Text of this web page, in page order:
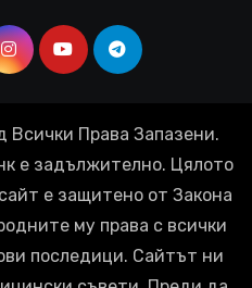
Всички Права Запазени.
е задължително. Цялото
е защитено от Закона
му права с всички
последици. Сайтът ни